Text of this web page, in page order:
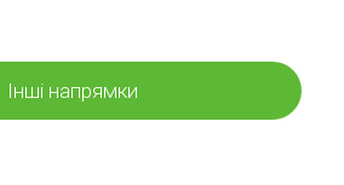
Інші напрямки